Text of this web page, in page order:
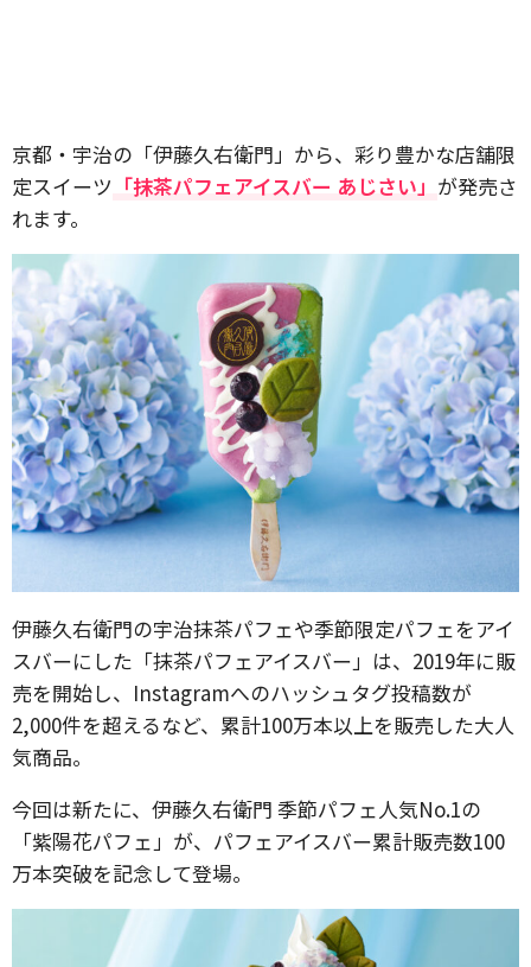
京都・宇治の「伊藤久右衛門」から、彩り豊かな店舗限
定スイーツ 「抹茶パフェアイスバー あじさい」 が発売さ
れます。
伊藤久右衛門の宇治抹茶パフェや季節限定パフェをアイ
スバーにした「抹茶パフェアイスバー」は、2019年に販
売を開始し、Instagramへのハッシュタグ投稿数が
2,000件を超えるなど、累計100万本以上を販売した大人
気商品。
今回は新たに、伊藤久右衛門 季節パフェ人気No.1の
「紫陽花パフェ」が、パフェアイスバー累計販売数100
万本突破を記念して登場。